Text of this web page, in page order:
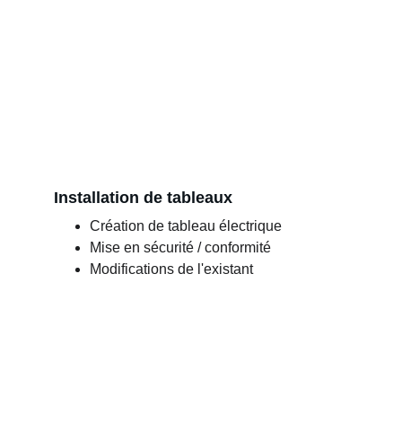
Installation de tableaux
Création de tableau électrique
Mise en sécurité / conformité
Modifications de l'existant